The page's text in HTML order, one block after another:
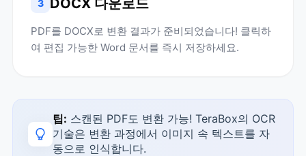
3 DOCX 다운로드
PDF를 DOCX로 변환 결과가 준비되었습니다! 클릭하
여 편집 가능한 Word 문서를 즉시 저장하세요.
팁: 스캔된 PDF도 변환 가능! TeraBox의 OCR
기술은 변환 과정에서 이미지 속 텍스트를 자
동으로 인식합니다.